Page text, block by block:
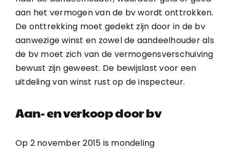
aan het vermogen van de bv wordt onttrokken.
De onttrekking moet gedekt zijn door in de bv
aanwezige winst en zowel de aandeelhouder als
de bv moet zich van de vermogensverschuiving
bewust zijn geweest. De bewijslast voor een
uitdeling van winst rust op de inspecteur.
Aan- en verkoop door bv
Op 2 november 2015 is mondeling